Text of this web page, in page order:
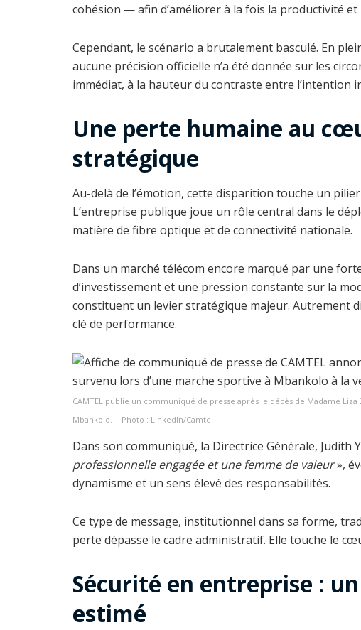
cohésion — afin d’améliorer à la fois la productivité et
Cependant, le scénario a brutalement basculé. En
aucune précision officielle n’a été donnée sur les
immédiat, à la hauteur du contraste entre l’intention
Une perte humaine au
stratégique
Au-delà de l’émotion, cette disparition touche un
L’entreprise publique joue un rôle central dans le
matière de fibre optique et de connectivité nationale.
Dans un marché télécom encore marqué par une
d’investissement et une pression constante sur la
constituent un levier stratégique majeur. Autrement
clé de performance.
CAMTEL publie un communiqué de presse après le décès de Madame
Mbankolo. | Photo : LinkedIn/Camtel
Dans son communiqué, la Directrice Générale, Judith
professionnelle engagée et une femme de valeur»,
dynamisme et un sens élevé des responsabilités.
Ce type de message, institutionnel dans sa forme,
perte dépasse le cadre administratif. Elle touche le
Sécurité en entreprise :
estimé